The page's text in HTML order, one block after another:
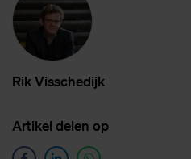
Rik Vis­sche­dijk
Ar­ti­kel de­len op